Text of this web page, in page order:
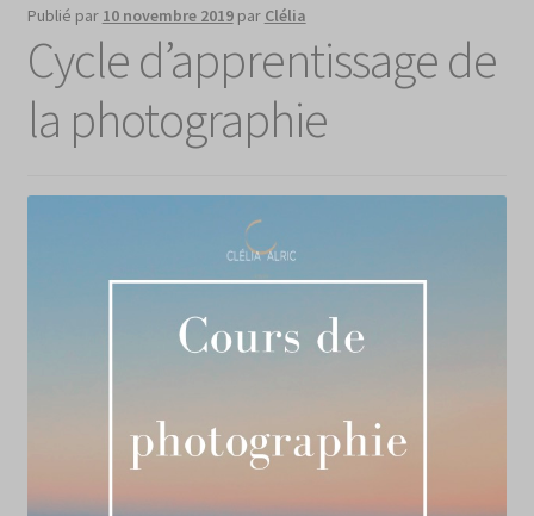
Publié par 10 novembre 2019 par Clélia
Cycle d’apprentissage de
la photographie